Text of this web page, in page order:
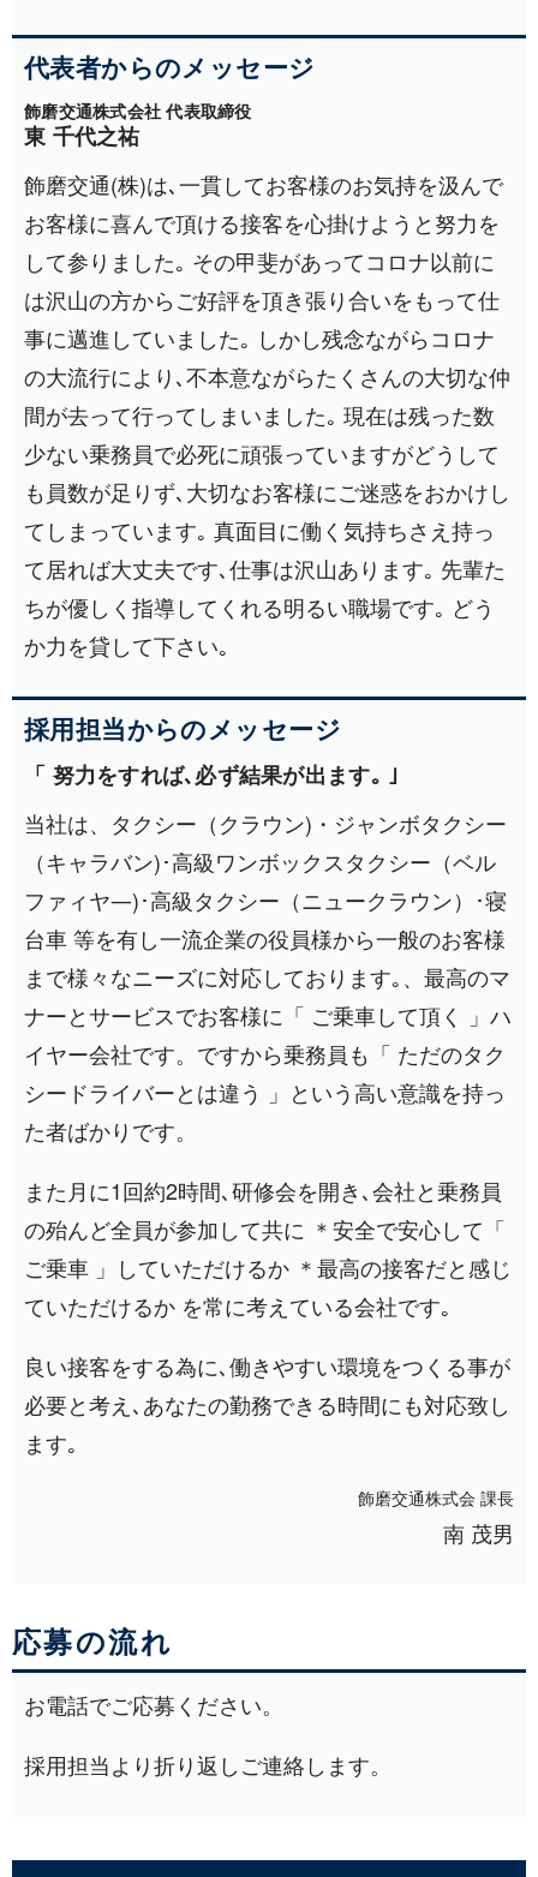
代表者からのメッセージ
飾磨交通株式会社 代表取締役
東 千代之祐
飾磨交通(株)は､一貫してお客様のお気持を汲んで
お客様に喜んで頂ける接客を心掛けようと努力を
して参りました｡ その甲斐があってコロナ以前に
は沢山の方からご好評を頂き張り合いをもって仕
事に邁進していました｡ しかし残念ながらコロナ
の大流行により､不本意ながらたくさんの大切な仲
間が去って行ってしまいました｡ 現在は残った数
少ない乗務員で必死に頑張っていますがどうして
も員数が足りず､大切なお客様にご迷惑をおかけし
てしまっています｡ 真面目に働く気持ちさえ持っ
て居れば大丈夫です､仕事は沢山あります｡ 先輩た
ちが優しく指導してくれる明るい職場です｡ どう
か力を貸して下さい｡
採用担当からのメッセージ
「 努力をすれば､必ず結果が出ます｡ ｣
当社は、タクシー（クラウン)・ジャンボタクシー
（キャラバン)･高級ワンボックスタクシー（ベル
ファィヤ―)･高級タクシー（ニュークラウン）･寝
台車 等を有し一流企業の役員様から一般のお客様
まで様々なニーズに対応しております｡、最高のマ
ナーとサービスでお客様に「 ご乗車して頂く 」ハ
イヤー会社です。ですから乗務員も「 ただのタク
シードライバーとは違う 」という高い意識を持っ
た者ばかりです。
また月に1回約2時間､研修会を開き､会社と乗務員
の殆んど全員が参加して共に ＊安全で安心して「
ご乗車 」していただけるか ＊最高の接客だと感じ
ていただけるか を常に考えている会社です｡
良い接客をする為に､働きやすい環境をつくる事が
必要と考え､あなたの勤務できる時間にも対応致し
ます｡
飾磨交通株式会 課長
南 茂男
応募の流れ
お電話でご応募ください。
採用担当より折り返しご連絡します。